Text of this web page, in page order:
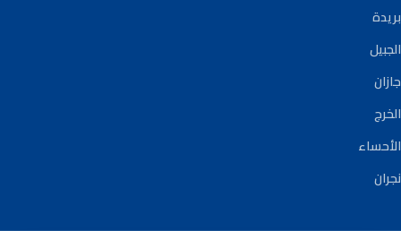
بريدة
الجبيل
جازان
الخرج
الأحساء
نجران